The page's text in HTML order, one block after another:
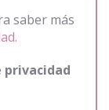
saber más
privacidad